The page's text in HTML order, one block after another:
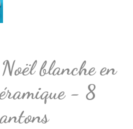
blanche en
- 8